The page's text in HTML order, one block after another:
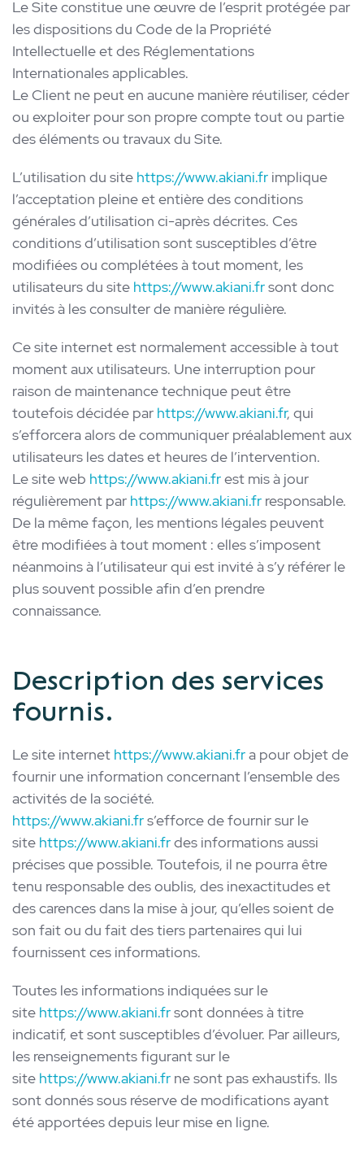
Le Site constitue une œuvre de l’esprit protégée par
les dispositions du Code de la Propriété
Intellectuelle et des Réglementations
Internationales applicables.
Le Client ne peut en aucune manière réutiliser, céder
ou exploiter pour son propre compte tout ou partie
des éléments ou travaux du Site.
L’utilisation du site https://www.akiani.fr implique
l’acceptation pleine et entière des conditions
générales d’utilisation ci-après décrites. Ces
conditions d’utilisation sont susceptibles d’être
modifiées ou complétées à tout moment, les
utilisateurs du site https://www.akiani.frsont donc
invités à les consulter de manière régulière.
Ce site internet est normalement accessible à tout
moment aux utilisateurs. Une interruption pour
raison de maintenance technique peut être
toutefois décidée par https://www.akiani.fr, qui
s’efforcera alors de communiquer préalablement aux
utilisateurs les dates et heures de l’intervention.
Le site web https://www.akiani.frest mis à jour
régulièrement par https://www.akiani.fr responsable.
De la même façon, les mentions légales peuvent
être modifiées à tout moment : elles s’imposent
néanmoins à l’utilisateur qui est invité à s’y référer le
plus souvent possible afin d’en prendre
connaissance.
Description des services
fournis.
Le site internet https://www.akiani.fra pour objet de
fournir une information concernant l’ensemble des
activités de la société.
https://www.akiani.frs’efforce de fournir sur le
site https://www.akiani.frdes informations aussi
précises que possible. Toutefois, il ne pourra être
tenu responsable des oublis, des inexactitudes et
des carences dans la mise à jour, qu’elles soient de
son fait ou du fait des tiers partenaires qui lui
fournissent ces informations.
Toutes les informations indiquées sur le
site https://www.akiani.frsont données à titre
indicatif, et sont susceptibles d’évoluer. Par ailleurs,
les renseignements figurant sur le
site https://www.akiani.fr ne sont pas exhaustifs. Ils
sont donnés sous réserve de modifications ayant
été apportées depuis leur mise en ligne.